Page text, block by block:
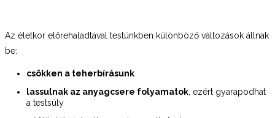
Az életkor előrehaladtával testünkben különböző változások állnak
be:
csökken a teherbírásunk
lassulnak az anyagcsere folyamatok , ezért gyarapodhat
a testsúly